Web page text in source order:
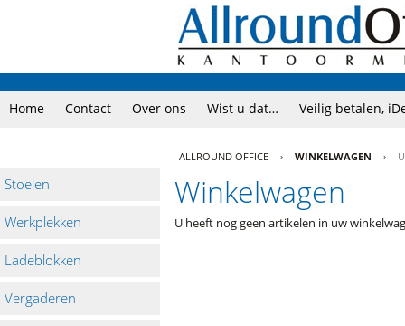
Home Contact Over ons Wist u dat… Veilig betalen,
Stoelen
Werkplekken
Ladeblokken
Vergaderen
ALLROUND OFFICE › WINKELWAGEN ›
Winkelwagen
U heeft nog geen artikelen in uw